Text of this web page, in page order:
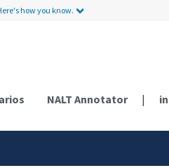
how you know.
NALT Annotator |